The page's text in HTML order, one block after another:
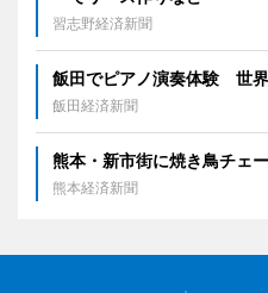
習志野経済新聞
飯田でピアノ演奏体験 世
飯田経済新聞
熊本・新市街に焼き鳥チェ
熊本経済新聞